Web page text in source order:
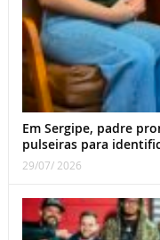
Em Sergipe, padre
pulseiras para
29/07/ 2026